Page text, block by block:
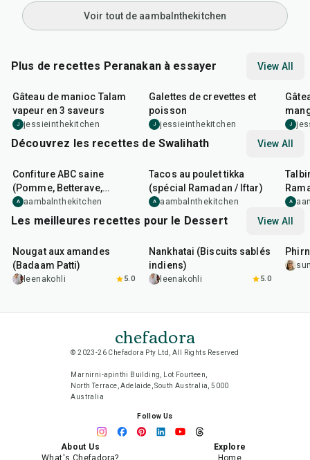
Voir tout de aambalnthekitchen
Plus de recettes Peranakan à essayer View All
Gâteau de manioc Talam
vapeur en 3 saveurs
J jessieinthekitchen
Galettes de crevettes et
poisson
J jessieinthekitchen J
Découvrez les recettes de Swalihath View All
Confiture ABC saine
(Pomme, Betterave,
Carotte)
A aambalnthekitchen
Tacos au poulet tikka
(spécial Ramadan / Iftar)
A aambalnthekitchen A
Les meilleures recettes pour le Dessert View All
Nougat aux amandes
(Badaam Patti)
leenakohli 5.0
Nankhatai (Biscuits sablés
indiens)
leenakohli 5.0
chefadora
© 2023-26 Chefadora Pty Ltd, All Rights Reserved
Marnirni-apinthi Building, Lot Fourteen,
North Terrace, Adelaide, South Australia, 5000
Australia
Follow Us
About Us
What's Chefadora?
Explore
Home